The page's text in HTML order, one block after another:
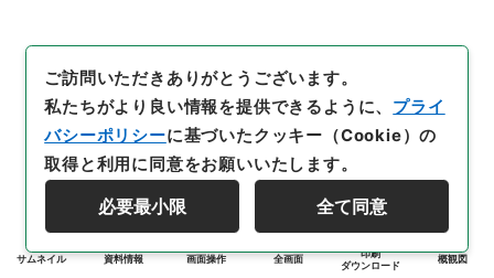
サムネイル 資料情報 画面操作 全画面
印刷
ダウンロード
概観図
ご訪問いただきありがとうございます。
私たちがより良い情報を提供できるように、 プライ
バシーポリシーに基づいたクッキー（Cookie）の
取得と利用に同意をお願いいたします。
必要最小限 全て同意